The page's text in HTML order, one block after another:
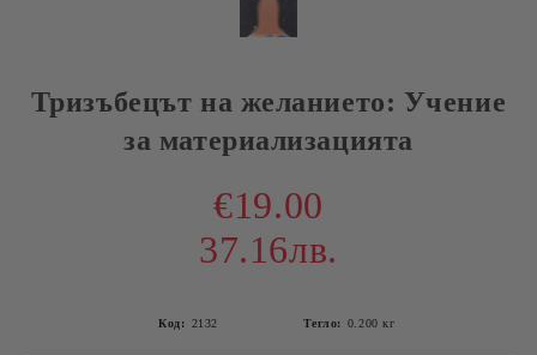
Тризъбецът на желанието: Учение
за материализацията
€19.00
37.16лв.
Код: 2132 Тегло: 0.200 кг